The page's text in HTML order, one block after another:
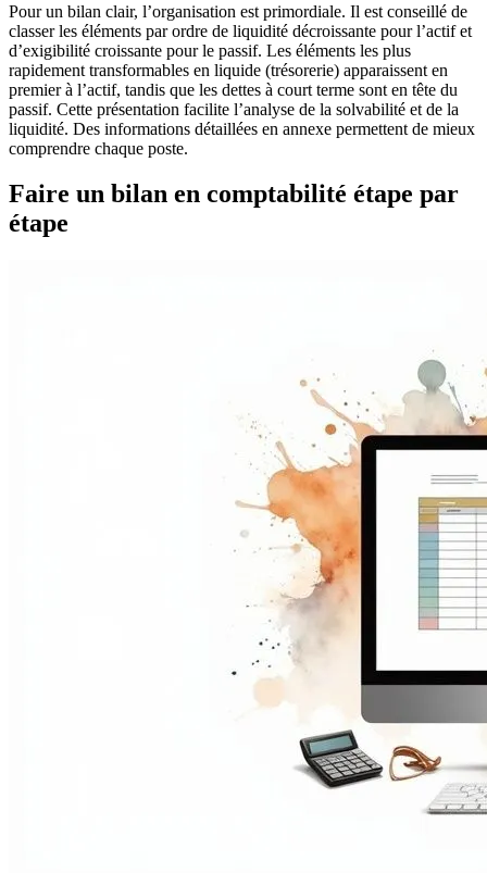
Pour un bilan clair, l’organisation est primordiale. Il est conseillé de
classer les éléments par ordre de liquidité décroissante pour l’actif et
d’exigibilité croissante pour le passif. Les éléments les plus
rapidement transformables en liquide (trésorerie) apparaissent en
premier à l’actif, tandis que les dettes à court terme sont en tête du
passif. Cette présentation facilite l’analyse de la solvabilité et de la
liquidité. Des informations détaillées en annexe permettent de mieux
comprendre chaque poste.
Faire un bilan en comptabilité étape par
étape